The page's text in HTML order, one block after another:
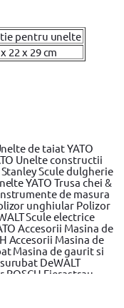
pentru unelte
22 x 29 cm
de taiat YATO
Unelte constructii
Scule dulgherie
YATOTrusa chei &
de masura
unghiular Polizor
Scule electrice
Accesorii Masina de
Accesorii Masina de
Masina de gaurit si
DeWALT
BOSCH Fierastrau